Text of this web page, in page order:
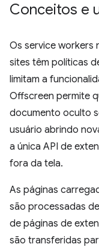
Conceitos e
Os service workers
sites têm políticas
limitam a
Offscreen permite
documento oculto
usuário abrindo
a única API de
fora da tela.
As páginas
são processadas
de páginas de
são transferidas